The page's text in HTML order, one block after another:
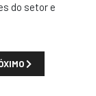
do setor e
AEROPORTO
ARTIGO: DEZ